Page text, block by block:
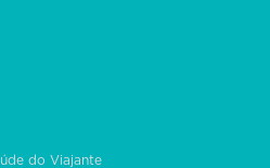
do Viajante